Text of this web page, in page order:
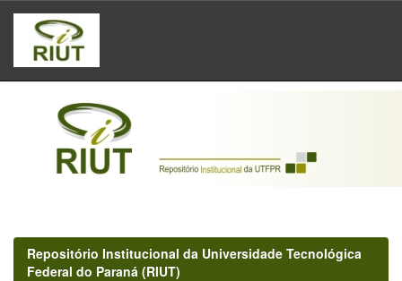
Skip
navigation
Repositório Institucional da Universidade Tecnológica
Federal do Paraná (RIUT)